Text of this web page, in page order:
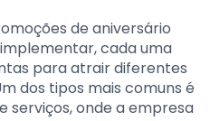
de aniversário
cada uma
para atrair diferentes
dos tipos mais comuns é
serviços, onde a empresa